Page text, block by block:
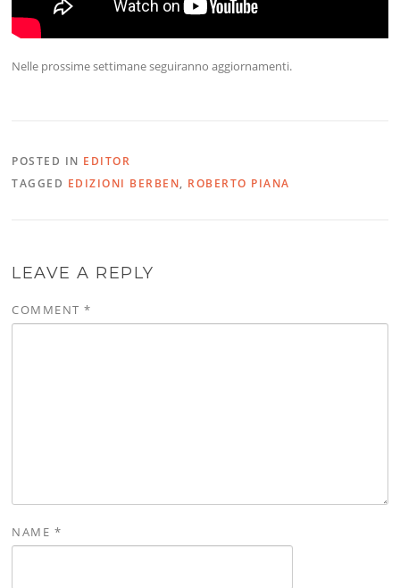
Nelle prossime settimane seguiranno aggiornamenti.
POSTED IN EDITOR
TAGGED EDIZIONI BERBEN, ROBERTO PIANA
LEAVE A REPLY
COMMENT*
NAME *